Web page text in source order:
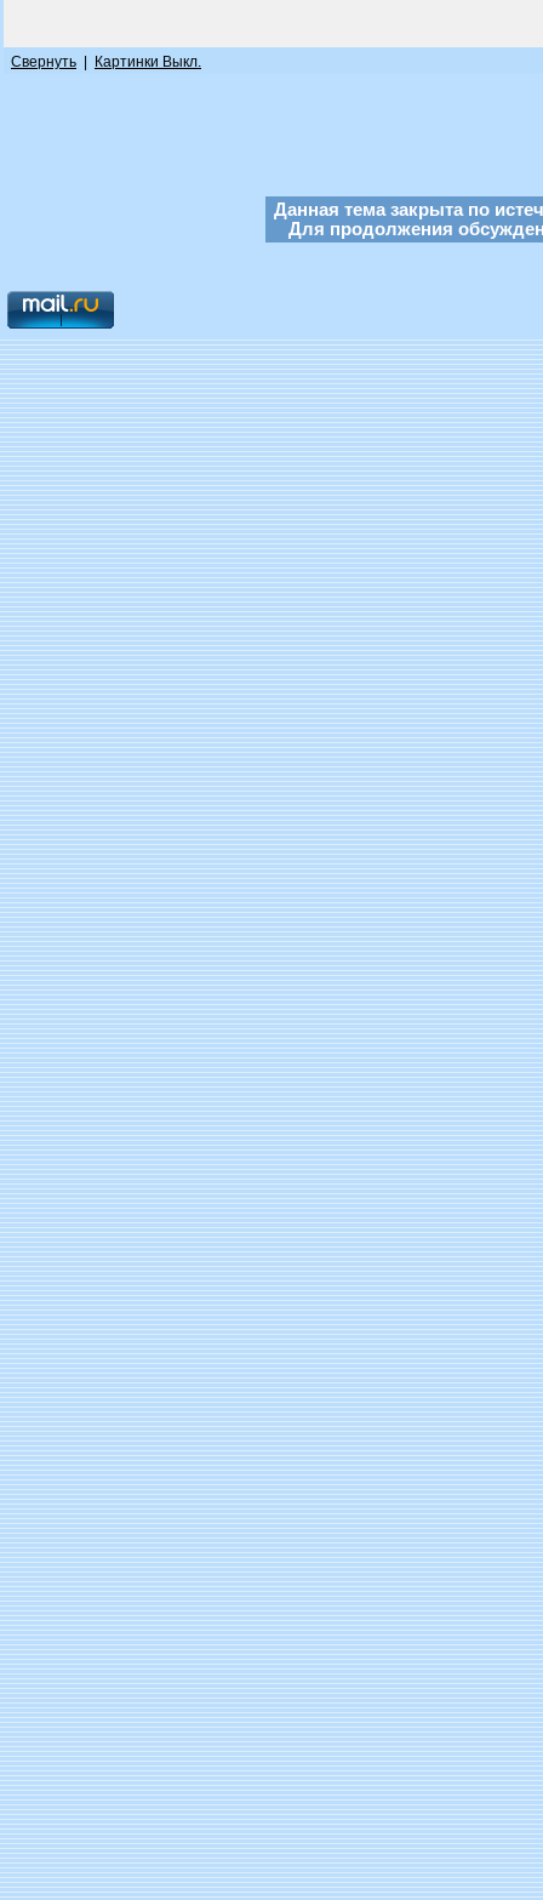
Свернуть Картинки Выкл.
Данная тема закрыта по
Для продолжения